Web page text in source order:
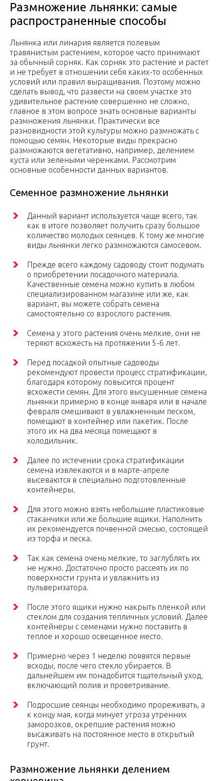
Размножение льнянки: самые
распространенные способы
Льнянка или линария является полевым
травянистым растением, которое часто принимают
за обычный сорняк. Как сорняк это растение и растет
и не требует в отношении себя каких-то особенных
условий или правил выращивания. Поэтому можно
сделать вывод, что развести на своем участке это
удивительное растение совершенно не сложно,
главное в этом вопросе знать основные варианты
размножения льнянки. Практически все
разновидности этой культуры можно размножать с
помощью семян. Некоторые виды прекрасно
размножаются вегетативно, например, делением
куста или зелеными черенками. Рассмотрим
основные особенности данных вариантов.
Семенное размножение льнянки
Данный вариант используется чаще всего, так
как в итоге позволяет получить сразу большое
количество молодых сеянцев. К тому же многие
виды льнянки легко размножаются самосевом.
Прежде всего каждому садоводу стоит подумать
о приобретении посадочного материала.
Качественные семена можно купить в любом
специализированном магазине или же, как
вариант, вы можете собрать семена
самостоятельно со взрослого растения.
Семена у этого растения очень мелкие, они не
теряют всхожесть на протяжении 5-6 лет.
Перед посадкой опытные садоводы
рекомендуют провести процесс стратификации,
благодаря которому повысится процент
всхожести семян. Для этого высушенные семена
льнянки примерно в конце января или в начале
февраля смешивают в увлажненным песком,
помещают в контейнер или пакетик. После
этого их на два месяца помещают в
холодильник.
Далее по истечении срока стратификации
семена извлекаются и в марте-апреле
высеваются в специально подготовленные
контейнеры.
Для этого можно взять небольшие пластиковые
стаканчики или же большие ящики. Наполнить
их рекомендуется почвенной смесью, состоящей
из торфа и песка.
Так как семена очень мелкие, то заглублять их
не нужно. Достаточно просто рассеять их по
поверхности грунта и увлажнить из
пульверизатора.
После этого ящики нужно накрыть пленкой или
стеклом для создания тепличных условий. Далее
контейнеры с семенами нужно поставить в
теплое и хорошо освещенное место.
Примерно через 1 неделю появятся первые
всходы, после чего стекло убирается. В
дальнейшем им понадобится тщательный уход,
включающий полив и проветривание.
Подросшие сеянцы необходимо прореживать, а
к концу мая, когда минует угроза утренних
заморозков, окрепшие растения можно
высаживать на постоянное место в открытый
грунт.
Размножение льнянки делением